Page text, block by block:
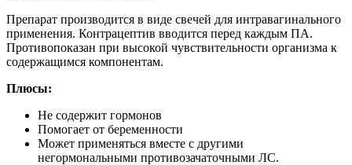
Препарат производится в виде свечей для интравагинального
применения. Контрацептив вводится перед каждым ПА.
Противопоказан при высокой чувствительности организма к
содержащимся компонентам.
Плюсы:
Не содержит гормонов
Помогает от беременности
Может применяться вместе с другими
негормональными противозачаточными ЛС.